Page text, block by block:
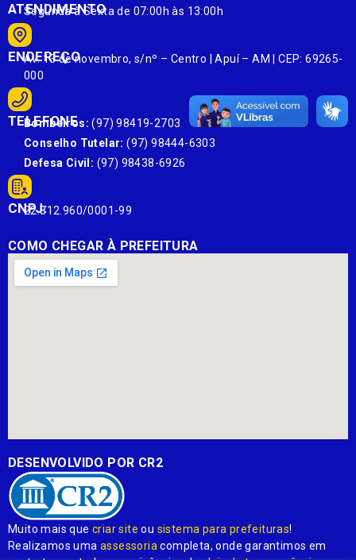
ATENDIMENTO
Segunda à Sexta de 07:00h às 13:00h
ENDEREÇO
Av. 13 de novembro, s/nº – Centro | Apuí – AM | CEP: 69265-
000
TELEFONE
Bombeiros: (97) 98419-2703
Conselho Tutelar: (97) 98444-6303
Defesa Civil: (97) 98438-6926
CNPJ:
22.812.960/0001-99
COMO CHEGAR À PREFEITURA
DESENVOLVIDO POR CR2
Muito mais quecriar site ou sistema para prefeituras!
Realizamos umaassessoria completa, onde garantimos em